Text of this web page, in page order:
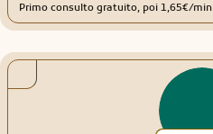
Primo consulto gratuito, poi 1,65€/min